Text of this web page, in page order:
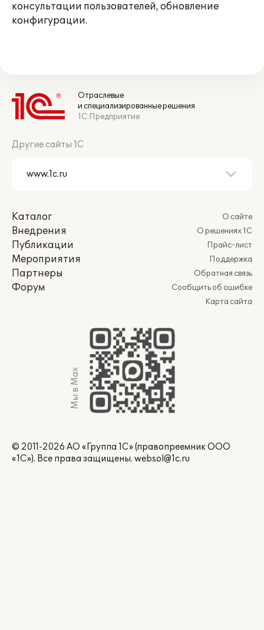
консультации пользователей, обновление
конфигурации.
Отраслевые
и специализированные решения
1С:Предприятие
Другие сайты 1С
Каталог
Внедрения
Публикации
Мероприятия
Партнеры
Форум
О сайте
О решениях 1С
Прайс-лист
Поддержка
Обратная связь
Сообщить об ошибке
Карта сайта
Мы в Max
© 2011-2026 АО «Группа 1С» (правопреемник ООО
«1С»). Все права защищены. websol@1c.ru